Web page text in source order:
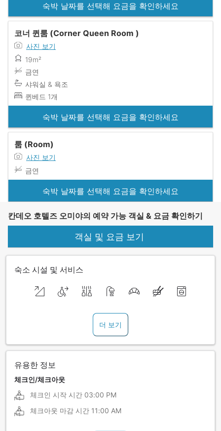
숙박 날짜를 선택해 요금을 확인하세요
코너 퀸룸 (Corner Queen Room )
사진 보기
19m²
금연
샤워실 & 욕조
퀸베드 1개
숙박 날짜를 선택해 요금을 확인하세요
룸 (Room)
사진 보기
금연
숙박 날짜를 선택해 요금을 확인하세요
칸데오 호텔즈 오미야의 예약 가능 객실 & 요금 확인하기
객실 및 요금 보기
숙소 시설 및 서비스
더 보기
유용한 정보
체크인/체크아웃
체크인 시작 시간 03:00 PM
체크아웃 마감 시간 11:00 AM